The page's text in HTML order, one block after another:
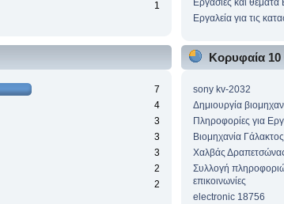
1
Εργαλεία για τις
7
4
3
3
3
2
2
Κορυφαία 10
sony kv-2032
Δημιουργία
Πληροφορίες για
Βιομηχανία Γάλακτος
Χαλβάς
Συλλογή
επικοινωνίες
electronic 18756